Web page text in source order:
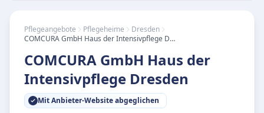
Pflegeangebote Pflegeheime
Dresden
COMCURA GmbH Haus der Intensivpflege Dresden
COMCURA GmbH Haus der
Intensivpflege Dresden
Mit Anbieter-Website abgeglichen